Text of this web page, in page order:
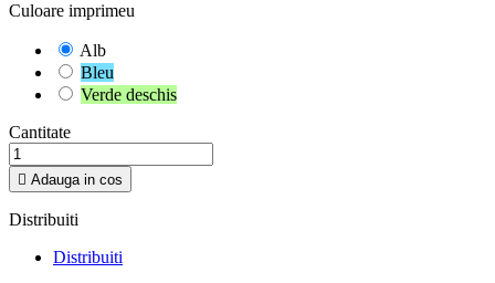
Culoare imprimeu
Alb
Bleu
Verde deschis
Cantitate
 Adauga in cos
Distribuiti
Distribuiti